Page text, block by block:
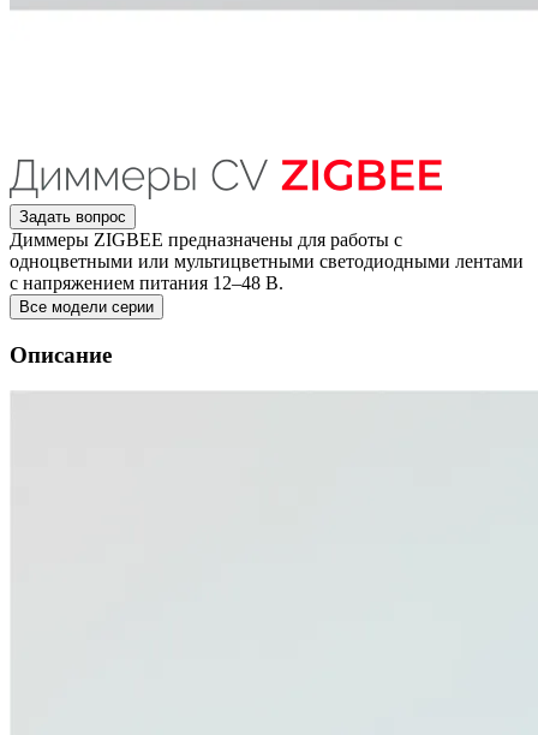
Задать вопрос
Диммеры ZIGBEE предназначены для работы с
одноцветными или мультицветными светодиодными лентами
с напряжением питания 12–48 В.
Все модели серии
Описание